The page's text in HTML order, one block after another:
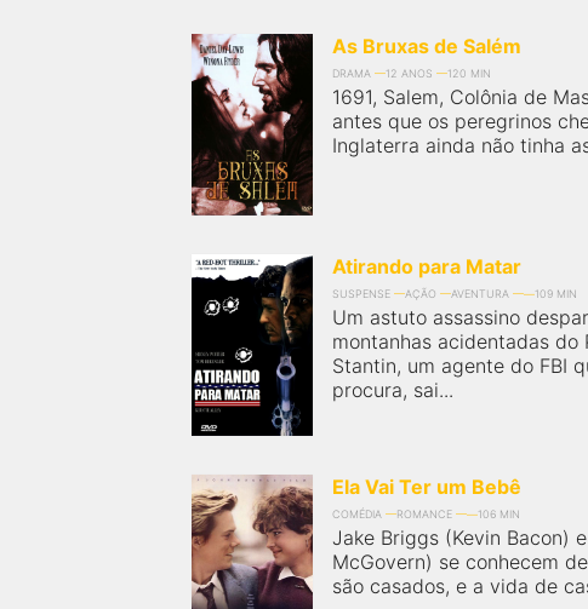
As Bruxas de Salém
DRAMA 12 ANOS 120 MIN
1691, Salem, Colônia de
antes que os peregrinos
Inglaterra ainda não tinha
Atirando para Matar
SUSPENSE AÇÃO AVENTURA 109 MIN
Um astuto assassino
montanhas acidentadas do
Stantin, um agente do FBI
procura, sai...
Ela Vai Ter um Bebê
COMÉDIA ROMANCE 106 MIN
Jake Briggs (Kevin Bacon)
McGovern) se conhecem
são casados, e a vida de